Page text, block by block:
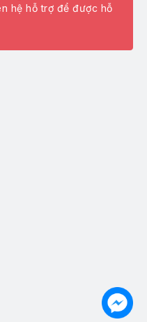
hệ hỗ trợ để được hỗ